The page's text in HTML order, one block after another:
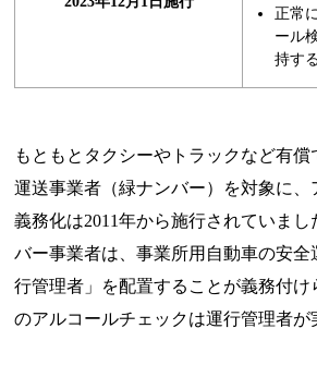
正常
ール
持す
もともとタクシーやトラックなど有
運送事業者（緑ナンバー）を対象に、
義務化は2011年から施行されていま
バー事業者は、事業所用自動車の安全
行管理者」を配置することが義務付
のアルコールチェックは運行管理者が